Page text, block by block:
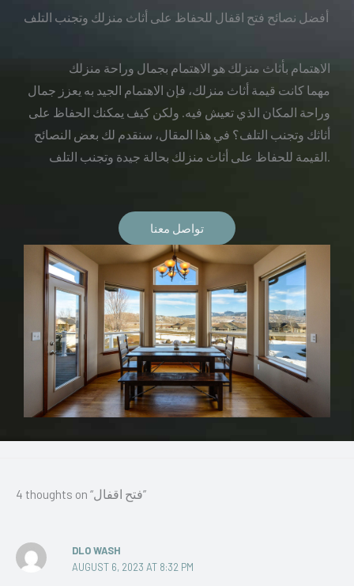
أفضل نصائح فتح اقفال للحفاظ على أثاث منزلك وتجنب التلف
الاهتمام بأثاث منزلك هو الاهتمام بجمال وراحة منزلك
مهما كانت قيمة أثاث منزلك، فإن الاهتمام الجيد به يعزز جمال
وراحة المكان الذي تعيش فيه. ولكن كيف يمكنك الحفاظ على
أثاثك وتجنب التلف؟ في هذا المقال، سنقدم لك بعض النصائح
القيمة للحفاظ على أثاث منزلك بحالة جيدة وتجنب التلف.
تواصل معنا
4 thoughts on “فتح اقفال”
DLO WASH
AUGUST 6, 2023 AT 8:32 PM